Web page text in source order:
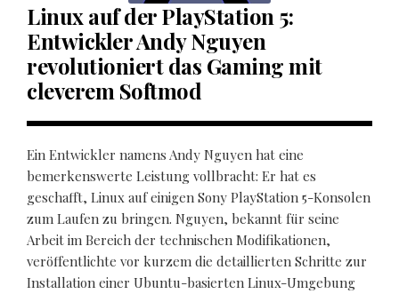
Linux auf der PlayStation 5:
Entwickler Andy Nguyen
revolutioniert das Gaming mit
cleverem Softmod
Ein Entwickler namens Andy Nguyen hat eine
bemerkenswerte Leistung vollbracht: Er hat es
geschafft, Linux auf einigen Sony PlayStation 5-Konsolen
zum Laufen zu bringen. Nguyen, bekannt für seine
Arbeit im Bereich der technischen Modifikationen,
veröffentlichte vor kurzem die detaillierten Schritte zur
Installation einer Ubuntu-basierten Linux-Umgebung